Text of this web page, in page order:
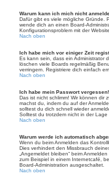
Warum kann ich mich nicht
Dafür gibt es viele mögliche Gründe.
wende dich an einen Board-
Konfigurationsproblem mit der
Nach oben
Ich habe mich vor einiger Zeit
Es kann sein, dass ein Administrator
löschen viele Boards regelmäßig
verringern. Registriere dich einfach
Nach oben
Ich habe mein Passwort vergessen!
Das ist nicht schlimm! Wir können dir
machst du, indem du auf der
solltest du dich schnell wieder
Solltest du trotzdem nicht in der
Nach oben
Warum werde ich automatisch
Wenn du beim Anmelden das
Dies verhindert den Missbrauch
„Angemeldet bleiben“ beim
zum Beispiel in einem Internetcafé,
Board-Administration ausgeschaltet.
Nach oben